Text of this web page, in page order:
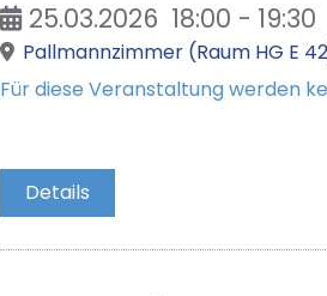
25.03.2026 18:00 - 19:30
Pallmannzimmer (Raum HG E
Für diese Veranstaltung werden
Details